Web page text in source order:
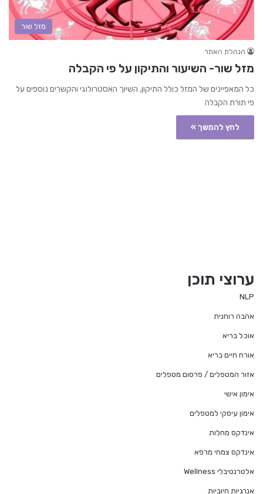
מזל שור
הנהלת האתר
מזל שור- השיעור והתיקון על פי הקבלה
כל המאפיינים של המזל כולל התיקון, השיוך האסטרולוגי והקשרים נוספים על
פי תורת הקבלה
לחץ להמשך »
ערוצי תוכן
NLP
אהבה רוחנית
אוכל בריא
אורח חיים בריא
אזור המטפלים / פרסום מטפלים
אימון אישי
אימון עיסקי למטפלים
אינדקס מחלות
אינדקס צמחי מרפא
אלטרנטיבלי Wellness
אנרגיות חיוביות